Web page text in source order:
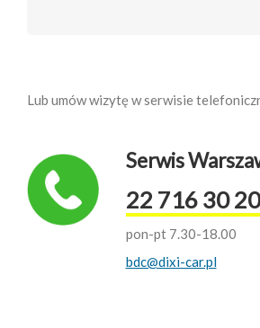
Lub umów wizytę w serwisie
Serwis
22 716 30 20
pon-pt 7.30-18.00
bdc@dixi-car.pl